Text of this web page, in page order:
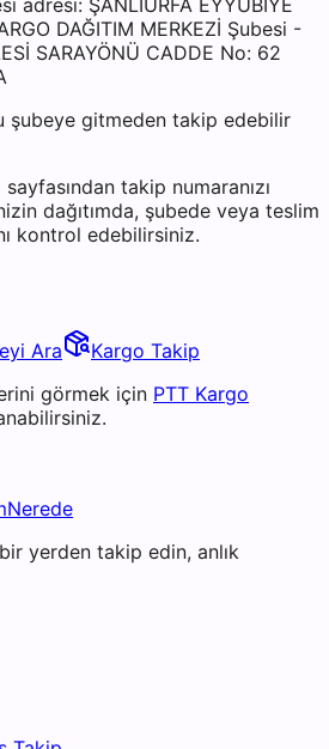
adresi: ŞANLIURFA EYYÜBİYE
DAĞITIM MERKEZİ Şubesi -
SARAYÖNÜ CADDE No: 62
şubeye gitmeden takip edebilir
takip numaranızı
dağıtımda, şubede veya teslim
kontrol edebilirsiniz.
Ara
Kargo Takip
görmek için PTT Kargo
yerden takip edin, anlık